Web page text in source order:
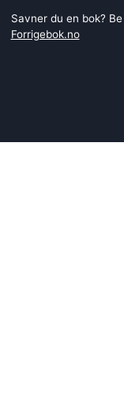
Savner du en bok?
Forrigebok.no